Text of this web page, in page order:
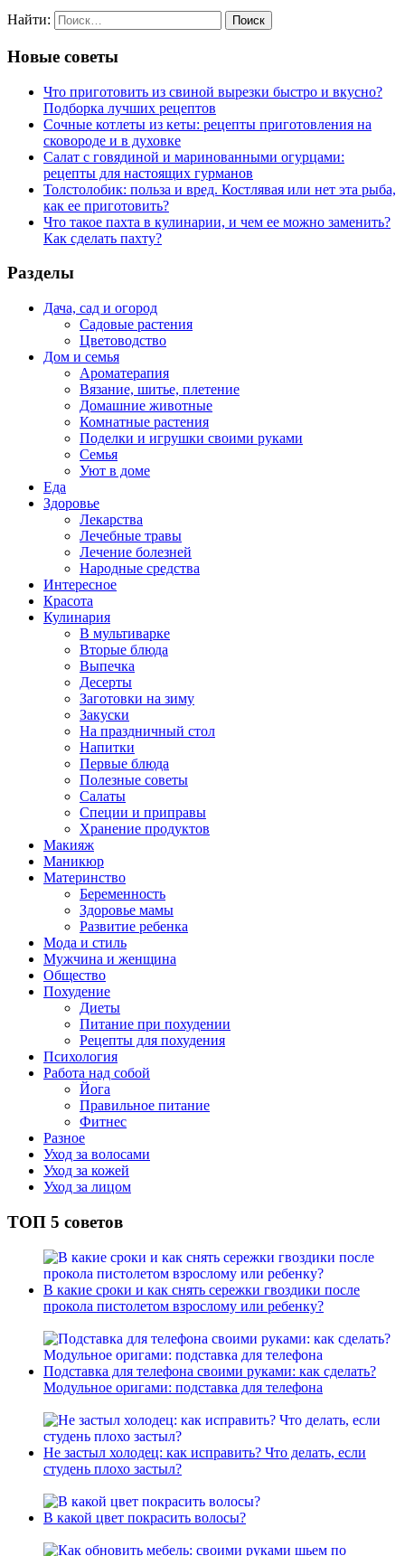
Найти:
Новые советы
Что приготовить из свиной вырезки быстро и вкусно?
Подборка лучших рецептов
Сочные котлеты из кеты: рецепты приготовления на
сковороде и в духовке
Салат с говядиной и маринованными огурцами:
рецепты для настоящих гурманов
Толстолобик: польза и вред. Костлявая или нет эта рыба,
как ее приготовить?
Что такое пахта в кулинарии, и чем ее можно заменить?
Как сделать пахту?
Разделы
Дача, сад и огород
Садовые растения
Цветоводство
Дом и семья
Ароматерапия
Вязание, шитье, плетение
Домашние животные
Комнатные растения
Поделки и игрушки своими руками
Семья
Уют в доме
Еда
Здоровье
Лекарства
Лечебные травы
Лечение болезней
Народные средства
Интересное
Красота
Кулинария
В мультиварке
Вторые блюда
Выпечка
Десерты
Заготовки на зиму
Закуски
На праздничный стол
Напитки
Первые блюда
Полезные советы
Салаты
Специи и приправы
Хранение продуктов
Макияж
Маникюр
Материнство
Беременность
Здоровье мамы
Развитие ребенка
Мода и стиль
Мужчина и женщина
Общество
Похудение
Диеты
Питание при похудении
Рецепты для похудения
Психология
Работа над собой
Йога
Правильное питание
Фитнес
Разное
Уход за волосами
Уход за кожей
Уход за лицом
ТОП 5 советов
В какие сроки и как снять сережки гвоздики после
прокола пистолетом взрослому или ребенку?
Подставка для телефона своими руками: как сделать?
Модульное оригами: подставка для телефона
Не застыл холодец: как исправить? Что делать, если
студень плохо застыл?
В какой цвет покрасить волосы?